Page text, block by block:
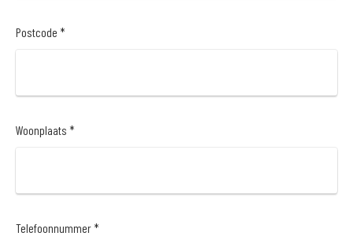
Postcode *
Woonplaats *
Telefoonnummer *